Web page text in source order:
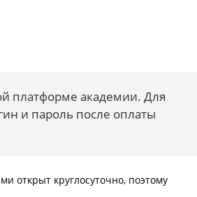
платформе академии. Для
и пароль после оплаты
открыт круглосуточно, поэтому